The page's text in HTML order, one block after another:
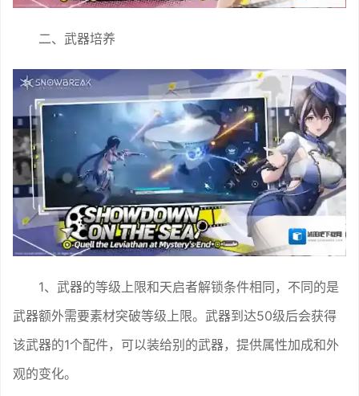
二、武器培养
1、武器的等级上限和天启者解锁条件相同，不同的是
武器额外需要素材突破等级上限。武器到达50级后会获得
该武器的1个配件，可以装给别的武器，提供属性加成和外
观的变化。